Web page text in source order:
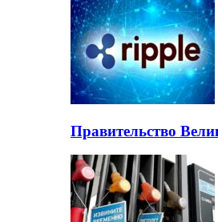
Правительство